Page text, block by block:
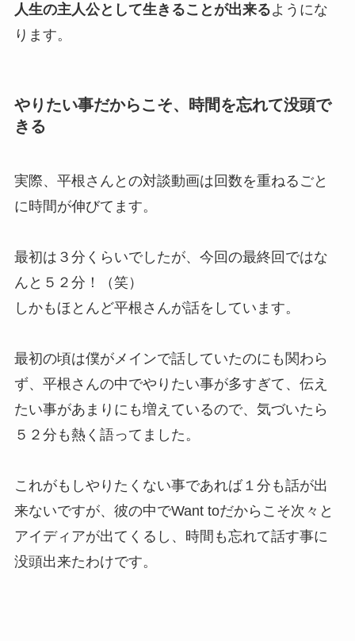
人生の主人公として生きることが出来るようにな
ります。
やりたい事だからこそ、時間を忘れて没頭で
きる
実際、平根さんとの対談動画は回数を重ねるごと
に時間が伸びてます。
最初は３分くらいでしたが、今回の最終回ではな
んと５２分！（笑）
しかもほとんど平根さんが話をしています。
最初の頃は僕がメインで話していたのにも関わら
ず、平根さんの中でやりたい事が多すぎて、伝え
たい事があまりにも増えているので、気づいたら
５２分も熱く語ってました。
これがもしやりたくない事であれば１分も話が出
来ないですが、彼の中でWant toだからこそ次々と
アイディアが出てくるし、時間も忘れて話す事に
没頭出来たわけです。